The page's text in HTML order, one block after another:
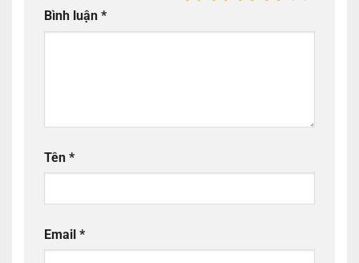
Bình luận *
Tên *
Email *